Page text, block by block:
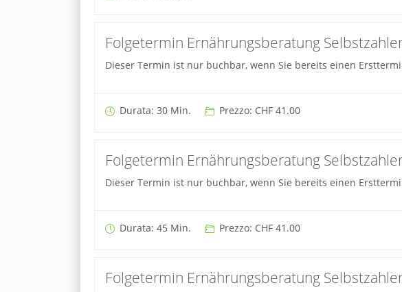
Folgetermin Ernährungsberatung
Dieser Termin ist nur buchbar, wenn Sie bereits einen
Durata: 30 Min. Prezzo: CHF 41.00
Folgetermin Ernährungsberatung
Dieser Termin ist nur buchbar, wenn Sie bereits einen
Durata: 45 Min. Prezzo: CHF 41.00
Folgetermin Ernährungsberatung